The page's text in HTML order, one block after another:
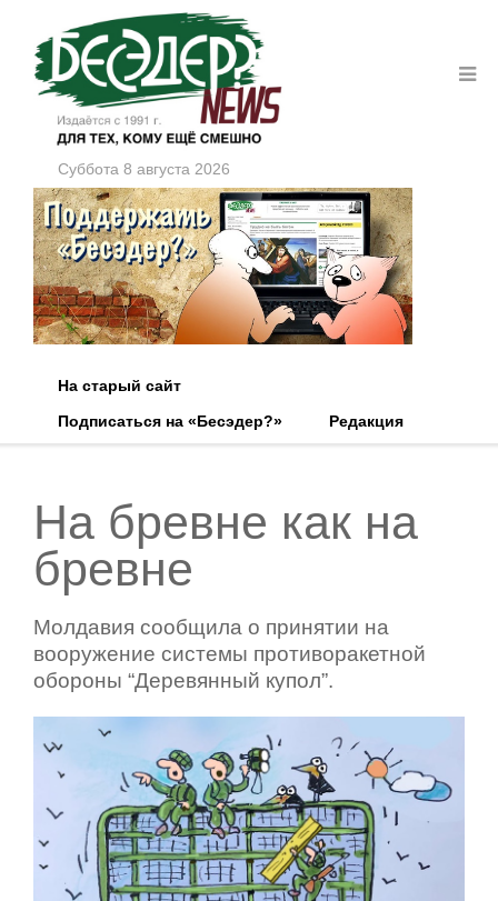
Суббота 8 августа 2026
На старый сайт
Подписаться на «Бесэдер?»
Редакция
На бревне как на
бревне
Молдавия сообщила о принятии на
вооружение системы противоракетной
обороны “Деревянный купол”.